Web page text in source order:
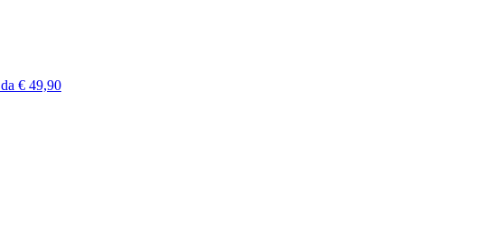
€ 49,90